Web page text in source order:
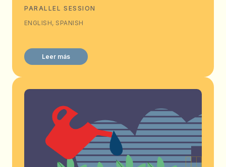
PARALLEL SESSION
ENGLISH, SPANISH
Leer más